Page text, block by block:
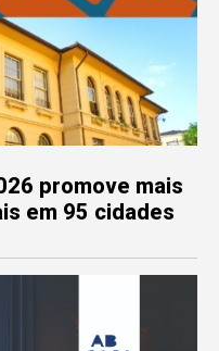
promove mais
em 95 cidades